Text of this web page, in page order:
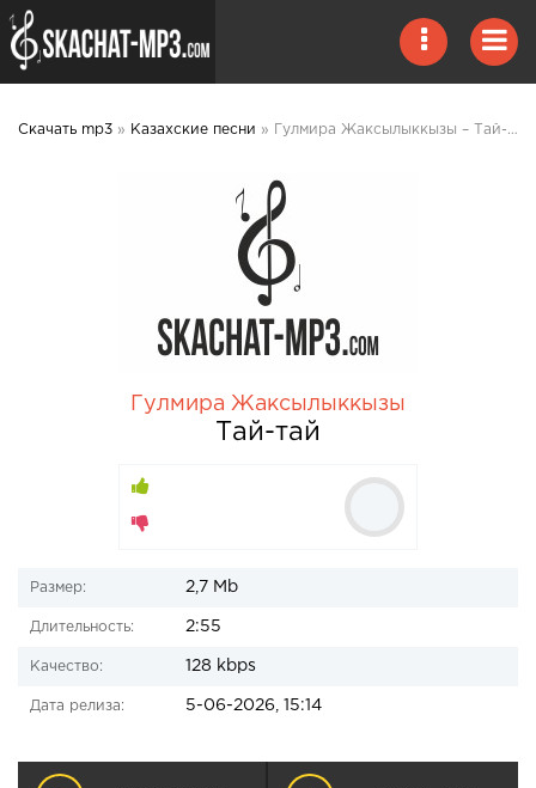
Скачать mp3 » Казахские песни » Гулмира Жаксылыккызы – Тай-тай mp3 скачать
Гулмира Жаксылыккызы
Тай-тай
Размер: 2,7 Mb
Длительность: 2:55
Качество: 128 kbps
Дата релиза: 5-06-2026, 15:14